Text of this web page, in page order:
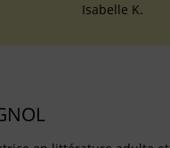
Isabelle K.